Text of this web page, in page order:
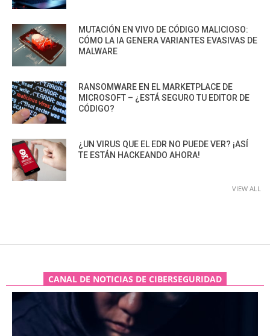
MUTACIÓN EN VIVO DE CÓDIGO MALICIOSO:
CÓMO LA IA GENERA VARIANTES EVASIVAS DE
MALWARE
RANSOMWARE EN EL MARKETPLACE DE
MICROSOFT – ¿ESTÁ SEGURO TU EDITOR DE
CÓDIGO?
¿UN VIRUS QUE EL EDR NO PUEDE VER? ¡ASÍ
TE ESTÁN HACKEANDO AHORA!
VIEW ALL
CANAL DE NOTICIAS DE CIBERSEGURIDAD